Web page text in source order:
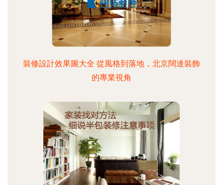
裝修設計效果圖大全 從風格到落地，北京闊達裝飾
的專業視角